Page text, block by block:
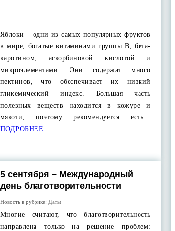
Яблоки – одни из самых популярных фруктов
в мире, богатые витаминами группы B, бета-
каротином, аскорбиновой кислотой и
микроэлементами. Они содержат много
пектинов, что обеспечивает их низкий
гликемический индекс. Большая часть
полезных веществ находится в кожуре и
мякоти, поэтому рекомендуется есть…
ПОДРОБНЕЕ
5 сентября – Международный
день благотворительности
Новость в рубрике: Даты
Многие считают, что благотворительность
направлена только на решение проблем: